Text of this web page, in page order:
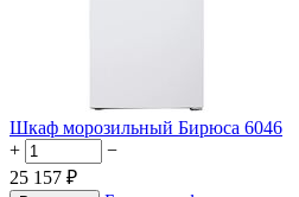
Шкаф морозильный Бирюса 6046
+
−
25 157 ₽